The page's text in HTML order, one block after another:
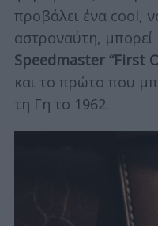
προβάλει ένα cool,
αστροναύτη, μπορεί
Speedmaster “First
και το πρώτο που
τη Γη το 1962.